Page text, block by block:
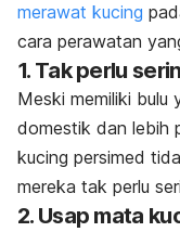
merawat kucing
cara perawatan
1. Tak perlu
Meski memiliki bulu
domestik dan lebih
kucing persimed
mereka tak perlu
2. Usap mata